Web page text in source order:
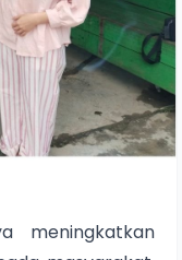
meningkatkan